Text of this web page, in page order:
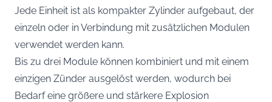
Jede Einheit ist als kompakter Zylinder aufgebaut, der
einzeln oder in Verbindung mit zusätzlichen Modulen
verwendet werden kann.
Bis zu drei Module können kombiniert und mit einem
einzigen Zünder ausgelöst werden, wodurch bei
Bedarf eine größere und stärkere Explosion